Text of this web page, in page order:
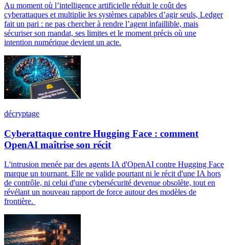
Au moment où l’intelligence artificielle réduit le coût des
cyberattaques et multiplie les systèmes capables d’agir seuls, Ledger
fait un pari : ne pas chercher à rendre l’agent infaillible, mais
sécuriser son mandat, ses limites et le moment précis où une
intention numérique devient un acte.
décryptage
Cyberattaque contre Hugging Face : comment
OpenAI maîtrise son récit
L'intrusion menée par des agents IA d'OpenAI contre Hugging Face
marque un tournant. Elle ne valide pourtant ni le récit d'une IA hors
de contrôle, ni celui d'une cybersécurité devenue obsolète, tout en
révélant un nouveau rapport de force autour des modèles de
frontière.